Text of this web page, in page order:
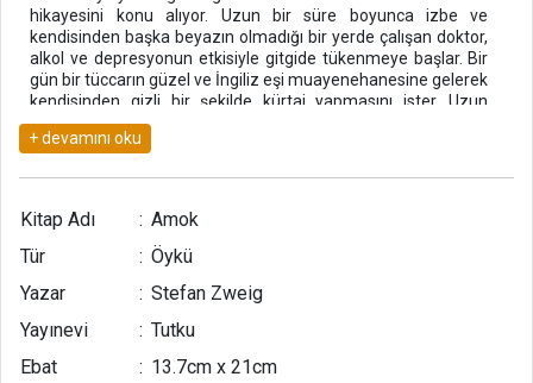
hikayesini konu alıyor. Uzun bir süre boyunca izbe ve
kendisinden başka beyazın olmadığı bir yerde çalışan doktor,
alkol ve depresyonun etkisiyle gitgide tükenmeye başlar. Bir
gün bir tüccarın güzel ve İngiliz eşi muayenehanesine gelerek
kendisinden gizli bir şekilde kürtaj yapmasını ister. Uzun
süredir beyaz kadın görmeyen doktor ise ondan para yerine
kendisini vermesini ister. Bu noktadan sonra işler git gide
dönüşmüştür.
“Amok”, Stefan Zweig'ın insanın en güçsüz yanlarını
dâhiyane bir şekilde işlediği özel bir hikâyedir. Eseri asıl özel
tamamen kendi iç dünyasını ve çalkantılarını aktarmasıdır.
Günümüz edebiyatının en önemli eserlerinden olan “Amok”,
kurgusuyla okuru içine çeken eşsiz bir eser…
Kitap Adı : Amok
Tür
: Öykü
Yazar
: Stefan Zweig
Yayınevi
: Tutku
Ebat
: 13.7cm x 21cm